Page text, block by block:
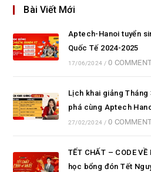
Bài Viết Mới
Aptech-Hanoi tuyển
Quốc Tế 2024-2025
17/06/2024 / 0
Lịch khai giảng Tháng
phá cùng Aptech
27/02/2024 / 0
TẾT CHẤT – CODE
học bổng đón Tết